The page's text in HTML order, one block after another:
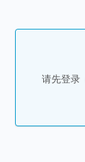
请先登录